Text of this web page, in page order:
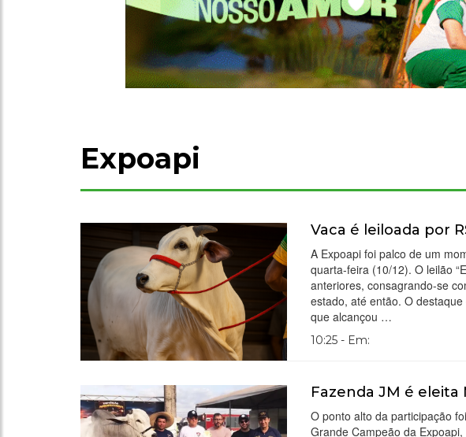
Expoapi
Vaca é leiloada por
A Expoapi foi palco de um
quarta-feira (10/12). O leilão
anteriores, consagrando-se
estado, até então. O
que alcançou …
10:25 - Em:
Fazenda JM é eleita
O ponto alto da participação
Grande Campeão da